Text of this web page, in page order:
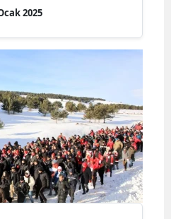
Aksaray
Karaman
Kırıkkale
Batman
Şırnak
2025